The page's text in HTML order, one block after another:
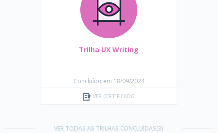
Trilha UX Writing
Concluído em 18/09/2024
VER CERTIFICADO
VER TODAS AS TRILHAS CONCLUÍDAS(3)